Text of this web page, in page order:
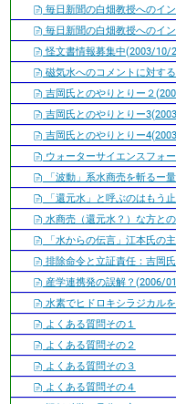
毎日新聞の白畑教授へのイ
毎日新聞の白畑教授へのイ
怪文書情報募集中(2003/10/
磁気水へのコメントに対す
吉岡氏とのやりとりー２
吉岡氏とのやりとりー
吉岡氏とのやりとりー
ウォーターサイエンスフォ
「波動」系水商売を斬るー
「還元水」と呼ぶのはもう
水商売（還元水？）な方と
「水からの伝言」江本氏の
排除命令と立証責任：吉岡
産学連携発の誤解？(2006/
水素でヒドロキシラジカル
よくある質問その１
よくある質問その２
よくある質問その３
よくある質問その４